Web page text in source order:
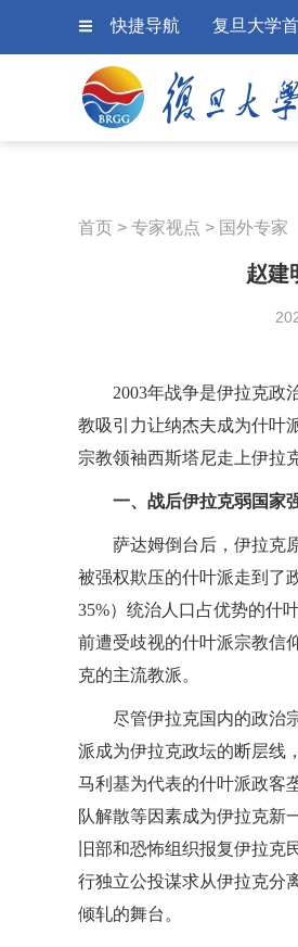
快捷导航 复旦大学
首页 > 专家视点 > 国外专家
赵建
2003年战争是伊拉克政
教吸引力让纳杰夫成为什叶
宗教领袖西斯塔尼走上伊拉
一、战后伊拉克弱国家
萨达姆倒台后，伊拉克
被强权欺压的什叶派走到了
35%）统治人口占优势的什
前遭受歧视的什叶派宗教信
克的主流教派。
尽管伊拉克国内的政治
派成为伊拉克政坛的断层线
马利基为代表的什叶派政客
队解散等因素成为伊拉克新
旧部和恐怖组织报复伊拉
行独立公投谋求从伊拉克分
倾轧的舞台。